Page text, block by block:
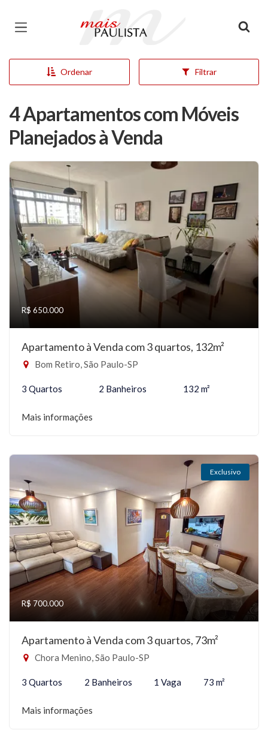
Página inicial
Ordenar Filtrar
4 Apartamentos com Móveis
Planejados à Venda
R$ 650.000
Apartamento à Venda com 3 quartos, 132m²
Bom Retiro, São Paulo-SP
3 Quartos 2 Banheiros 132 m²
Mais informações
Exclusivo
R$ 700.000
Apartamento à Venda com 3 quartos, 73m²
Chora Menino, São Paulo-SP
3 Quartos 2 Banheiros 1 Vaga 73 m²
Mais informações